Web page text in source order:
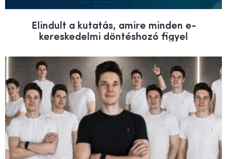
Elindult a kutatás, amire minden e-
kereskedelmi döntéshozó figyel